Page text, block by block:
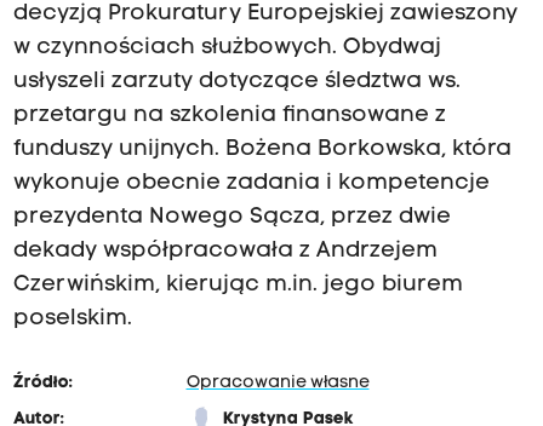
decyzją Prokuratury Europejskiej zawieszony
w czynnościach służbowych. Obydwaj
usłyszeli zarzuty dotyczące śledztwa ws.
przetargu na szkolenia finansowane z
funduszy unijnych. Bożena Borkowska, która
wykonuje obecnie zadania i kompetencje
prezydenta Nowego Sącza, przez dwie
dekady współpracowała z Andrzejem
Czerwińskim, kierując m.in. jego biurem
poselskim.
Źródło:
Opracowanie własne
Autor:
Krystyna Pasek